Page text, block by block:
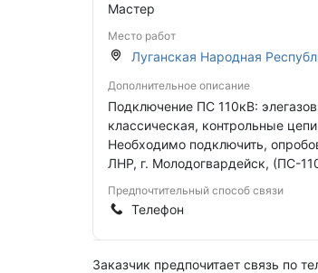
Мастер
Место работ
Луганская Народная
Дополнительное описание
Подключение ПС 110кВ:
классическая, контрольные
Необходимо подключить,
ЛНР, г. Молодогвардейск, (ПС-
Предпочтительный способ связи
Телефон
Заказчик предпочитает связь по